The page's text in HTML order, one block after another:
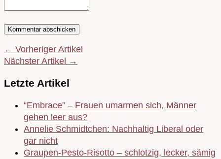
← Vorheriger Artikel
Nächster Artikel →
Letzte Artikel
“Embrace” – Frauen umarmen sich, Männer
gehen leer aus?
Annelie Schmidtchen: Nachhaltig Liberal oder
gar nicht
Graupen-Pesto-Risotto – schlotzig, lecker, sämig